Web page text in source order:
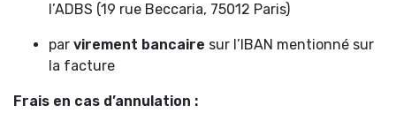
l’ADBS (19 rue Beccaria, 75012 Paris)
par virement bancaire sur l’IBAN mentionné sur
la facture
Frais en cas d’annulation :